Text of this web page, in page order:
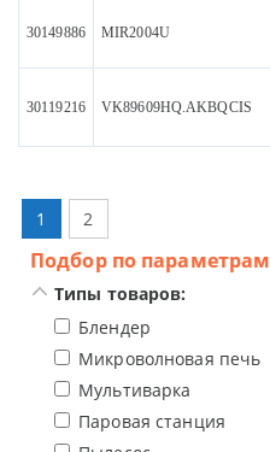
30149886 MIR2004U
30119216 VK89609HQ.AKBQCIS
1 2
Подбор по параметрам
Типы товаров:
Блендер
Микроволновая печь
Мультиварка
Паровая станция